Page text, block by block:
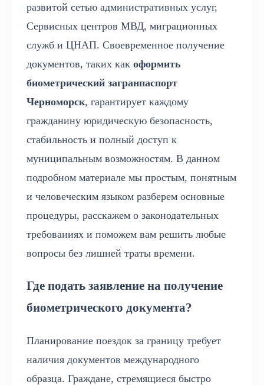
развитой сетью административных услуг,
Сервисных центров МВД, миграционных
служб и ЦНАП. Своевременное получение
документов, таких как оформить
биометрический загранпаспорт
Черноморск, гарантирует каждому
гражданину юридическую безопасность,
стабильность и полный доступ к
муниципальным возможностям. В данном
подробном материале мы простым, понятным
и человеческим языком разберем основные
процедуры, расскажем о законодательных
требованиях и поможем вам решить любые
вопросы без лишней траты времени.
Где подать заявление на получение
биометрического документа?
Планирование поездок за границу требует
наличия документов международного
образца. Граждане, стремящиеся быстро